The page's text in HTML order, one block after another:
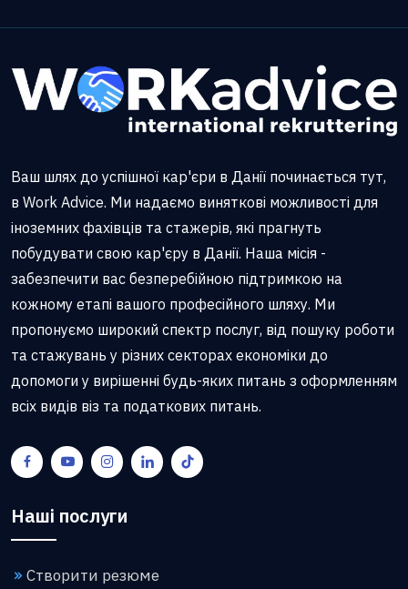
Ваш шлях до успішної кар'єри в Данії починається тут,
в Work Advice. Ми надаємо виняткові можливості для
іноземних фахівців та стажерів, які прагнуть
побудувати свою кар'єру в Данії. Наша місія -
забезпечити вас безперебійною підтримкою на
кожному етапі вашого професійного шляху. Ми
пропонуємо широкий спектр послуг, від пошуку роботи
та стажувань у різних секторах економіки до
допомоги у вирішенні будь-яких питань з оформленням
всіх видів віз та податкових питань.
Наші послуги
Створити резюме